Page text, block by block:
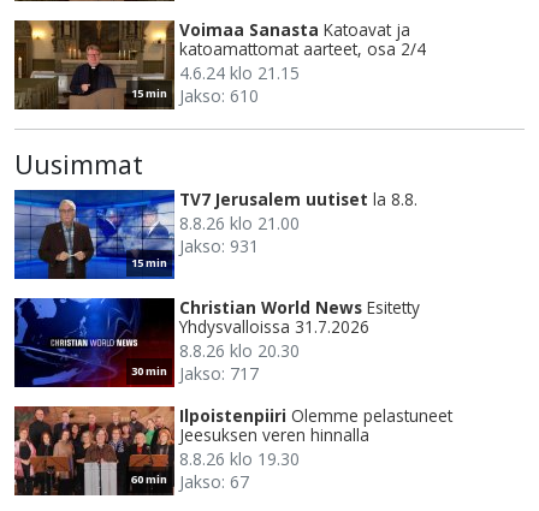
15 min
Voimaa Sanasta Katoavat ja
katoamattomat aarteet, osa 2/4
4.6.24 klo 21.15
Jakso: 610
Uusimmat
15 min
TV7 Jerusalem uutiset la 8.8.
8.8.26 klo 21.00
Jakso: 931
30 min
Christian World News Esitetty
Yhdysvalloissa 31.7.2026
8.8.26 klo 20.30
Jakso: 717
60 min
Ilpoistenpiiri Olemme pelastuneet
Jeesuksen veren hinnalla
8.8.26 klo 19.30
Jakso: 67